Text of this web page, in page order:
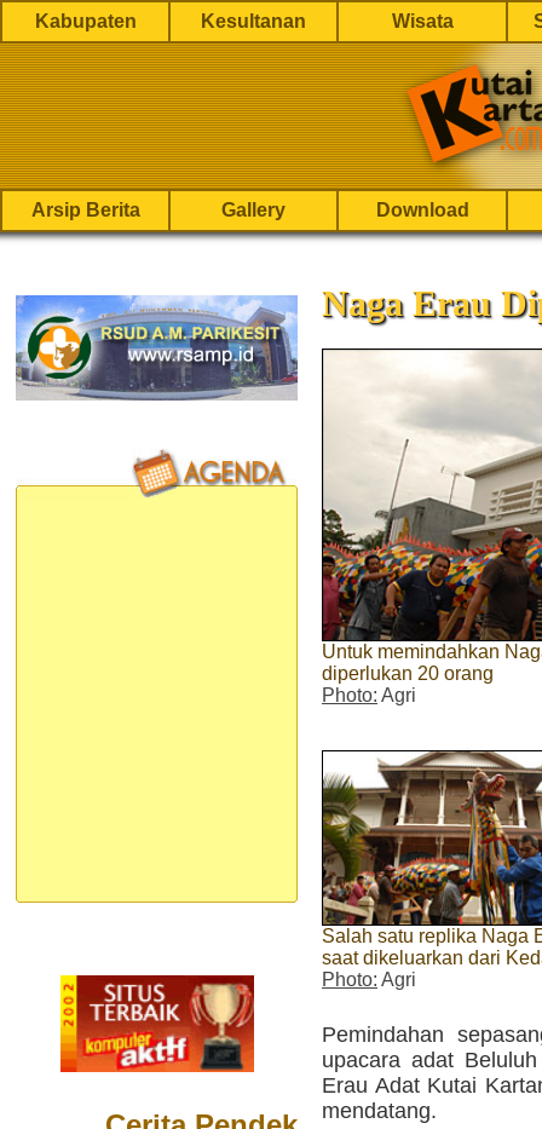
Kabupaten Kesultanan Wisata
Arsip Berita Gallery Download
Naga Erau
Untuk memindahkan
diperlukan 20 orang
Photo: Agri
Salah satu replika Naga
saat dikeluarkan dari
Photo: Agri
Pemindahan
upacara adat
Erau Adat Kutai
mendatang.